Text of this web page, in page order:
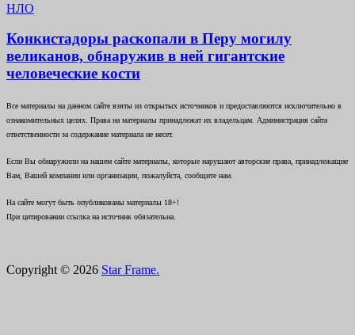
НЛО
Конкистадоры раскопали в Перу могилу
великанов, обнаружив в ней гигантские
человеческие кости
Все материалы на данном сайте взяты из открытых источников и предоставляются исключительно в
ознакомительных целях. Права на материалы принадлежат их владельцам. Администрация сайта
ответственности за содержание материала не несет.
Если Вы обнаружили на нашем сайте материалы, которые нарушают авторские права, принадлежащие
Вам, Вашей компании или организации, пожалуйста, сообщите нам.
На сайте могут быть опубликованы материалы 18+!
При цитировании ссылка на источник обязательна.
Copyright © 2026 Star Frame.